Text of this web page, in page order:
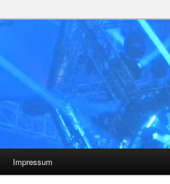
Impressum